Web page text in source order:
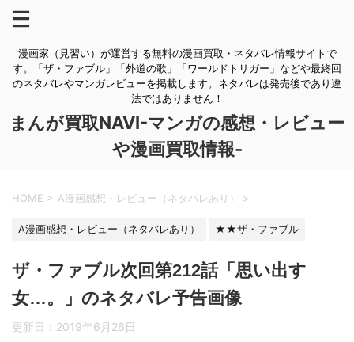
漫画家（見習い）が運営する無料の漫画買取・ネタバレ情報サイトで
す。「ザ・ファブル」「外道の歌」「ワールドトリガー」などや最終回
のネタバレやマンガレビューを掲載します。ネタバレは発売後であり違
法ではありません！
まんが買取NAVI-マンガの感想・レビュー
や漫画買取情報-
HOME > A漫画感想・レビュー（ネタバレあり） >
A漫画感想・レビュー（ネタバレあり） ★★ザ・ファブル
ザ・ファブル次回第212話「思い出す
女…。」のネタバレ予告画像
更新日： 2019年6月26日